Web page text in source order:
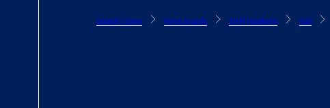
Danish Crown Vores brands Steff Houlberg Spil